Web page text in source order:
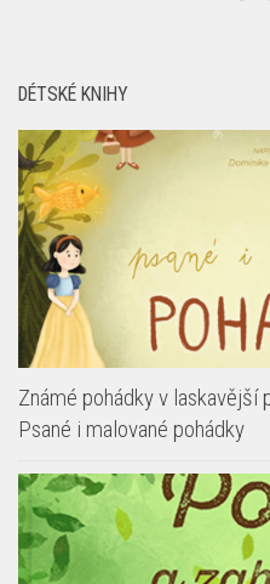
DÉTSKÉ KNIHY
Známé pohádky v laskavější
Psané i malované pohádky